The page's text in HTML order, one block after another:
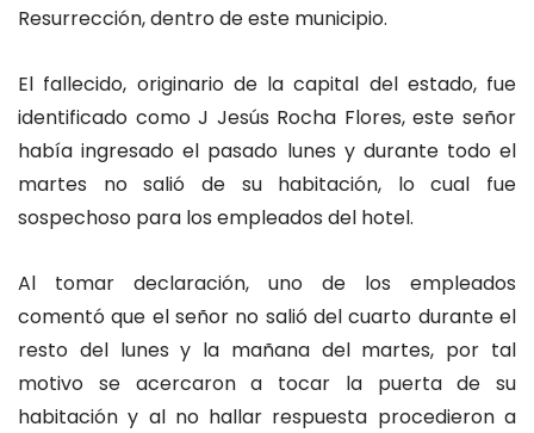
Resurrección, dentro de este municipio.
El fallecido, originario de la capital del estado, fue
identificado como J Jesús Rocha Flores, este señor
había ingresado el pasado lunes y durante todo el
martes no salió de su habitación, lo cual fue
sospechoso para los empleados del hotel.
Al tomar declaración, uno de los empleados
comentó que el señor no salió del cuarto durante el
resto del lunes y la mañana del martes, por tal
motivo se acercaron a tocar la puerta de su
habitación y al no hallar respuesta procedieron a